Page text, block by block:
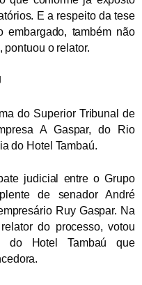
E a respeito da tese
embargado, também não
pontuou o relator.
do Superior Tribunal de
A Gaspar, do Rio
do Hotel Tambaú.
judicial entre o Grupo
de senador André
Ruy Gaspar. Na
do processo, votou
do Hotel Tambaú que